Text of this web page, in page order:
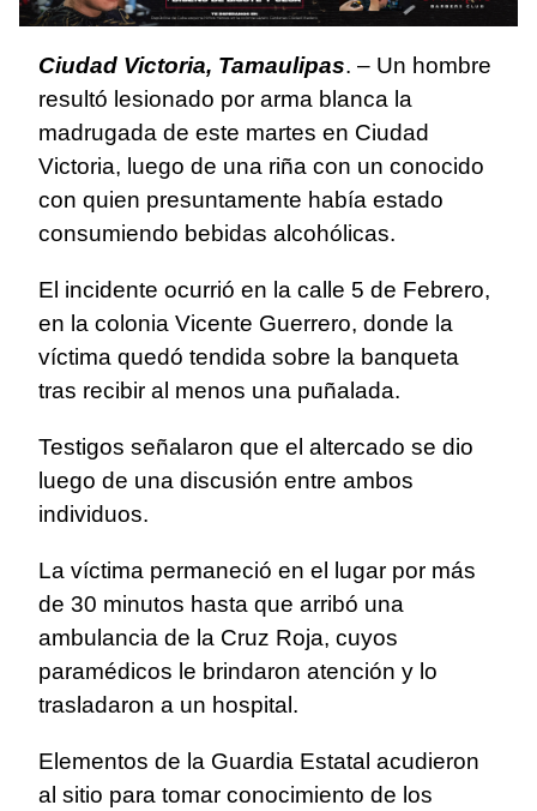
Ciudad Victoria, Tamaulipas. – Un hombre
resultó lesionado por arma blanca la
madrugada de este martes en Ciudad
Victoria, luego de una riña con un conocido
con quien presuntamente había estado
consumiendo bebidas alcohólicas.
El incidente ocurrió en la calle 5 de Febrero,
en la colonia Vicente Guerrero, donde la
víctima quedó tendida sobre la banqueta
tras recibir al menos una puñalada.
Testigos señalaron que el altercado se dio
luego de una discusión entre ambos
individuos.
La víctima permaneció en el lugar por más
de 30 minutos hasta que arribó una
ambulancia de la Cruz Roja, cuyos
paramédicos le brindaron atención y lo
trasladaron a un hospital.
Elementos de la Guardia Estatal acudieron
al sitio para tomar conocimiento de los